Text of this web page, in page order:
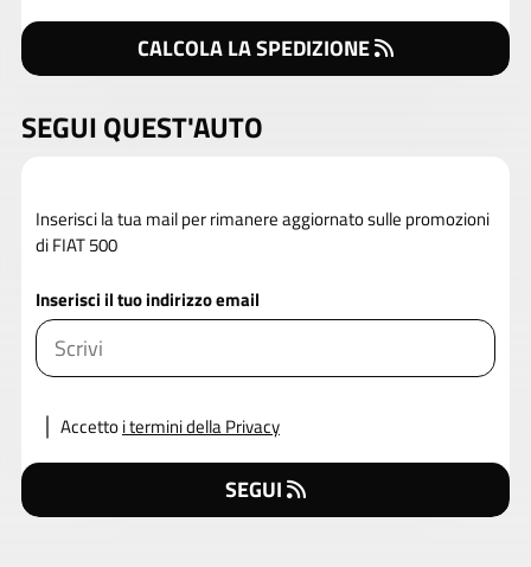
CALCOLA LA SPEDIZIONE
SEGUI QUEST'AUTO
Inserisci la tua mail per rimanere aggiornato sulle promozioni
di FIAT 500
Inserisci il tuo indirizzo email
Accettoi termini della Privacy
SEGUI